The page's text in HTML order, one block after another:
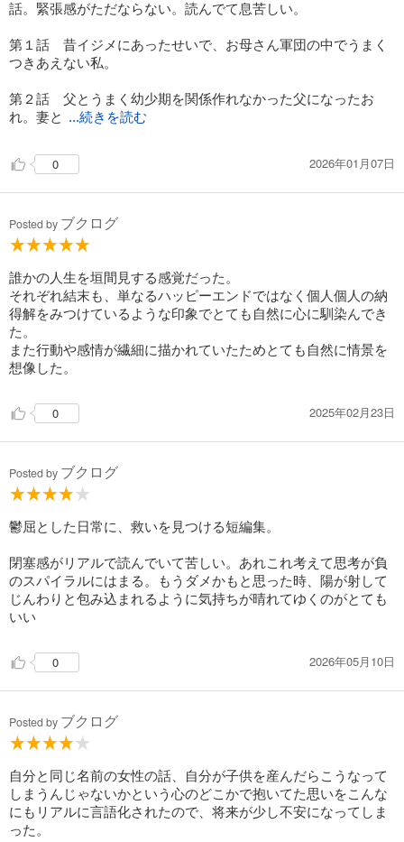
話。緊張感がただならない。読んでて息苦しい。
第１話 昔イジメにあったせいで、お母さん軍団の中でうまく
つきあえない私。
第２話 父とうまく幼少期を関係作れなかった父になったお
れ。妻と
...続きを読む
0 2026年01月07日
Posted by ブクログ
誰かの人生を垣間見する感覚だった。
それぞれ結末も、単なるハッピーエンドではなく個人個人の納
得解をみつけているような印象でとても自然に心に馴染んでき
た。
また行動や感情が繊細に描かれていたためとても自然に情景を
想像した。
0 2025年02月23日
Posted by ブクログ
鬱屈とした日常に、救いを見つける短編集。
閉塞感がリアルで読んでいて苦しい。あれこれ考えて思考が負
のスパイラルにはまる。もうダメかもと思った時、陽が射して
じんわりと包み込まれるように気持ちが晴れてゆくのがとても
いい
0 2026年05月10日
Posted by ブクログ
自分と同じ名前の女性の話、自分が子供を産んだらこうなって
しまうんじゃないかという心のどこかで抱いてた思いをこんな
にもリアルに言語化されたので、将来が少し不安になってしま
った。